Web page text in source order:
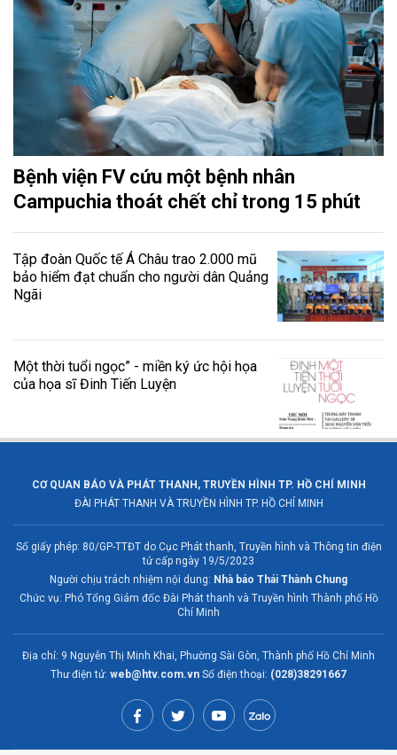
Bệnh viện FV cứu một bệnh nhân
Campuchia thoát chết chỉ trong 15 phút
Tập đoàn Quốc tế Á Châu trao 2.000 mũ
bảo hiểm đạt chuẩn cho người dân Quảng
Ngãi
Một thời tuổi ngọc” - miền ký ức hội họa
của họa sĩ Đinh Tiến Luyện
CƠ QUAN BÁO VÀ PHÁT THANH, TRUYỀN HÌNH TP. HỒ CHÍ MINH
ĐÀI PHÁT THANH VÀ TRUYỀN HÌNH TP. HỒ CHÍ MINH
Số giấy phép: 80/GP-TTĐT do Cục Phát thanh, Truyền hình và Thông tin điện
tử cấp ngày 19/5/2023
Người chịu trách nhiệm nội dung: Nhà báo Thái Thành Chung
Chức vụ: Phó Tổng Giám đốc Đài Phát thanh và Truyền hình Thành phố Hồ
Chí Minh
Địa chỉ: 9 Nguyễn Thị Minh Khai, Phường Sài Gòn, Thành phố Hồ Chí Minh
Thư điện tử: web@htv.com.vn Số điện thoại: (028)38291667